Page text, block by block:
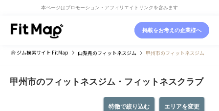
本ページはプロモーション・アフィリエイトリンクを含みます
掲載をお考えの企業様へ
ジム検索サイト FitMap 山梨県のフィットネスジム 甲州市のフィットネスジム
甲州市のフィットネスジム・フィットネスクラブ
エリアを変更
特徴で絞り込む